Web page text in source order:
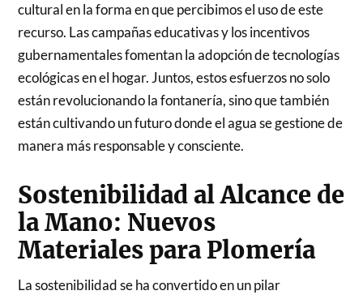
cultural en la forma en que percibimos el uso de este
recurso. Las campañas educativas y los incentivos
gubernamentales fomentan la adopción de tecnologías
ecológicas en el hogar. Juntos, estos esfuerzos no solo
están revolucionando la fontanería, sino que también
están cultivando un futuro donde el agua se gestione de
manera más responsable y consciente.
Sostenibilidad al Alcance de
la Mano: Nuevos
Materiales para Plomería
La sostenibilidad se ha convertido en un pilar